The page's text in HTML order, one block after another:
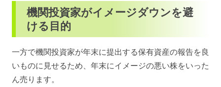
機関投資家がイメージダウンを避
ける目的
一方で機関投資家が年末に提出する保有資産の報告を良
いものに見せるため、年末にイメージの悪い株をいった
ん売ります。